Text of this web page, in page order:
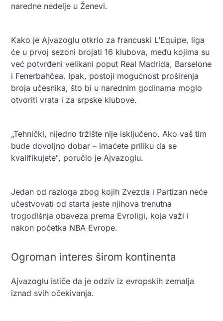
naredne nedelje u Ženevi.
Kako je Ajvazoglu otkrio za francuski L’Equipe, liga
će u prvoj sezoni brojati 16 klubova, među kojima su
već potvrđeni velikani poput Real Madrida, Barselone
i Fenerbahčea. Ipak, postoji mogućnost proširenja
broja učesnika, što bi u narednim godinama moglo
otvoriti vrata i za srpske klubove.
„Tehnički, nijedno tržište nije isključeno. Ako vaš tim
bude dovoljno dobar – imaćete priliku da se
kvalifikujete“, poručio je Ajvazoglu.
Jedan od razloga zbog kojih Zvezda i Partizan neće
učestvovati od starta jeste njihova trenutna
trogodišnja obaveza prema Evroligi, koja važi i
nakon početka NBA Evrope.
Ogroman interes širom kontinenta
Ajvazoglu ističe da je odziv iz evropskih zemalja
iznad svih očekivanja.